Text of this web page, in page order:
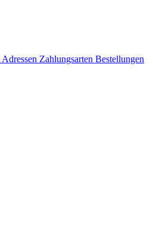
Adressen Zahlungsarten Bestellungen